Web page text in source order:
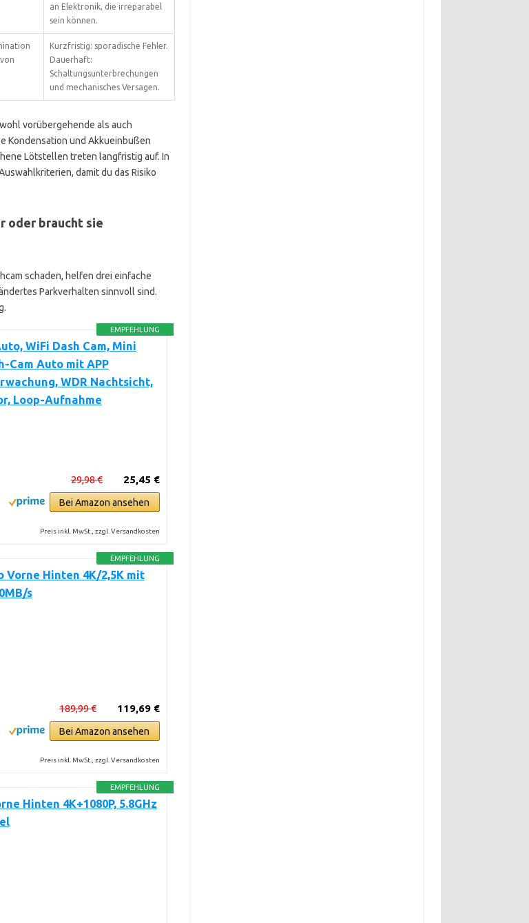
an Elektronik, die irreparabel
sein können.
Kurzfristig: sporadische Fehler.
Dauerhaft:
Schaltungsunterbrechungen
und mechanisches Versagen.
vorübergehende als auch
Kondensation und Akkueinbußen
Lötstellen treten langfristig auf. In
damit du das Risiko
oder braucht sie
schaden, helfen drei einfache
Parkverhalten sinnvoll sind.
EMPFEHLUNG
WiFi Dash Cam, Mini
Cam Auto mit APP
WDR Nachtsicht,
Loop-Aufnahme
25,45 €
29,98 €
Bei Amazon ansehen
Preis inkl. MwSt., zzgl. Versandkosten
EMPFEHLUNG
Vorne Hinten 4K/2,5K mit
s
119,69 €
189,99 €
Bei Amazon ansehen
Preis inkl. MwSt., zzgl. Versandkosten
EMPFEHLUNG
Hinten 4K+1080P, 5.8GHz